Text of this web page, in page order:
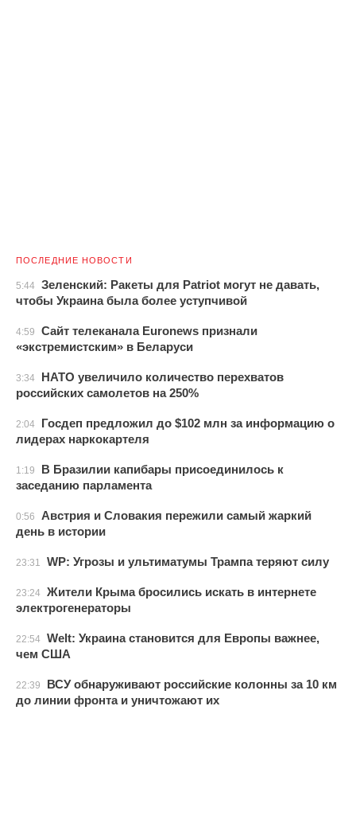
ПОСЛЕДНИЕ НОВОСТИ
5:44 Зеленский: Ракеты для Patriot могут не давать,
чтобы Украина была более уступчивой
4:59
Сайт телеканала Euronews признали
«экстремистским» в Беларуси
3:34
НАТО увеличило количество перехватов
российских самолетов на 250%
2:04
Госдеп предложил до $102 млн за информацию о
лидерах наркокартеля
1:19
В Бразилии капибары присоединилось к
заседанию парламента
0:56
Австрия и Словакия пережили самый жаркий
день в истории
23:31 WP: Угрозы и ультиматумы Трампа теряют силу
23:24 Жители Крыма бросились искать в интернете
электрогенераторы
22:54 Welt: Украина становится для Европы важнее,
чем США
22:39
ВСУ обнаруживают российские колонны за 10 км
до линии фронта и уничтожают их